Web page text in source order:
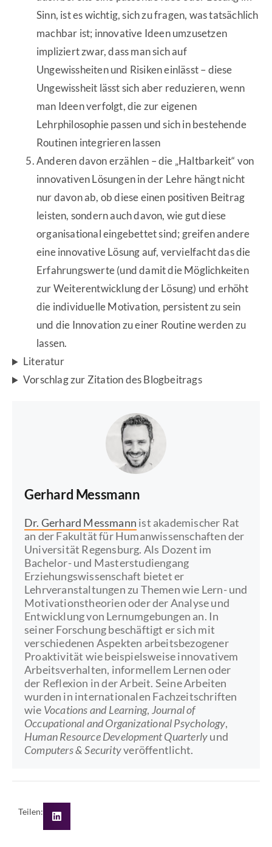
Sinn, ist es wichtig, sich zu fragen, was tatsächlich
machbar ist; innovative Ideen umzusetzen
impliziert zwar, dass man sich auf
Ungewissheiten und Risiken einlässt – diese
Ungewissheit lässt sich aber reduzieren, wenn
man Ideen verfolgt, die zur eigenen
Lehrphilosophie passen und sich in bestehende
Routinen integrieren lassen
Anderen davon erzählen – die „Haltbarkeit“ von
innovativen Lösungen in der Lehre hängt nicht
nur davon ab, ob diese einen positiven Beitrag
leisten, sondern auch davon, wie gut diese
organisational eingebettet sind; greifen andere
eine innovative Lösung auf, vervielfacht das die
Erfahrungswerte (und damit die Möglichkeiten
zur Weiterentwicklung der Lösung) und erhöht
die individuelle Motivation, persistent zu sein
und die Innovation zu einer Routine werden zu
lassen.
Literatur
Vorschlag zur Zitation des Blogbeitrags
Gerhard Messmann
Dr. Gerhard Messmann ist akademischer Rat
an der Fakultät für Humanwissenschaften der
Universität Regensburg. Als Dozent im
Bachelor- und Masterstudiengang
Erziehungswissenschaft bietet er
Lehrveranstaltungen zu Themen wie Lern- und
Motivationstheorien oder der Analyse und
Entwicklung von Lernumgebungen an. In
seiner Forschung beschäftigt er sich mit
verschiedenen Aspekten arbeitsbezogener
Proaktivität wie beispielsweise innovativem
Arbeitsverhalten, informellem Lernen oder
der Reflexion in der Arbeit. Seine Arbeiten
wurden in internationalen Fachzeitschriften
wie Vocations and Learning, Journal of
Occupational and Organizational Psychology,
Human Resource Development Quarterlyund
Computers & Securityveröffentlicht.
Teilen: